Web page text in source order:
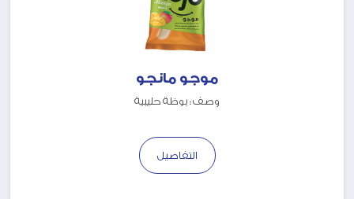
موجو مانجو
وصف : بوظة حليبية
التفاصيل